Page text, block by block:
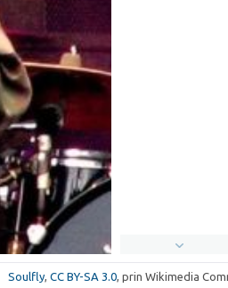
Soulfly, CC BY-SA 3.0, prin Wikimedia